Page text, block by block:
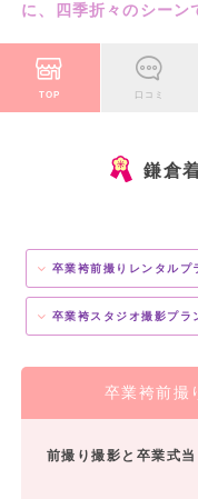
に、四季折々のシーン
TOP 口コミ
鎌倉
卒業袴前撮りレンタルプラン(小
卒業袴スタジオ撮影プラン(小学
卒業袴前撮
前撮り撮影と卒業式